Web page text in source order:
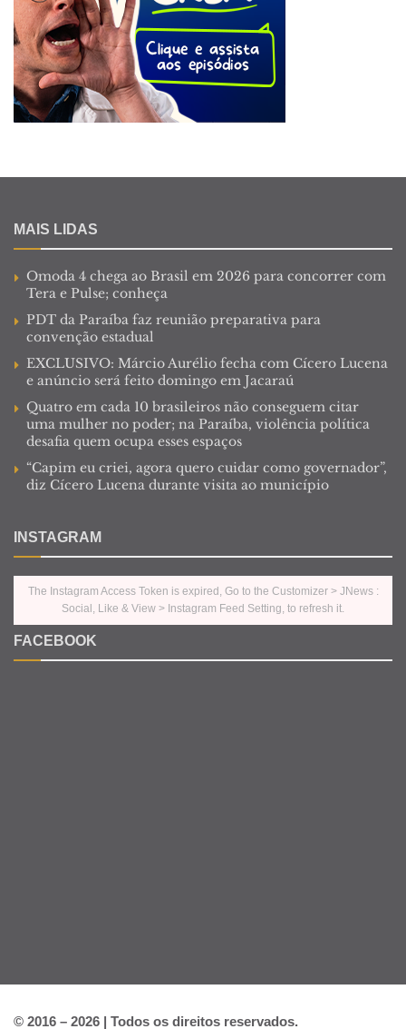
MAIS LIDAS
Omoda 4 chega ao Brasil em 2026 para concorrer com
Tera e Pulse; conheça
PDT da Paraíba faz reunião preparativa para
convenção estadual
EXCLUSIVO: Márcio Aurélio fecha com Cícero Lucena
e anúncio será feito domingo em Jacaraú
Quatro em cada 10 brasileiros não conseguem citar
uma mulher no poder; na Paraíba, violência política
desafia quem ocupa esses espaços
“Capim eu criei, agora quero cuidar como governador”,
diz Cícero Lucena durante visita ao município
INSTAGRAM
The Instagram Access Token is expired, Go to the Customizer > JNews :
Social, Like & View > Instagram Feed Setting, to refresh it.
FACEBOOK
© 2016 – 2026 | Todos os direitos reservados.